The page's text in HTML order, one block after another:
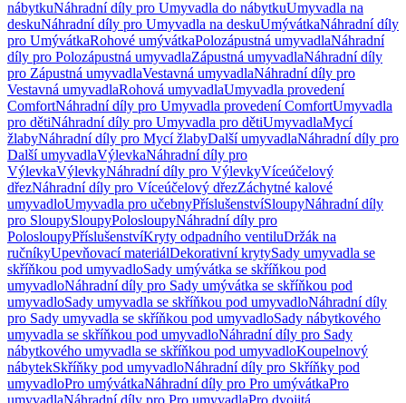
nábytkuNáhradní díly pro Umyvadla do nábytkuUmyvadla na
deskuNáhradní díly pro Umyvadla na deskuUmývátkaNáhradní díly
pro UmývátkaRohové umývátkaPolozápustná umyvadlaNáhradní
díly pro Polozápustná umyvadlaZápustná umyvadlaNáhradní díly
pro Zápustná umyvadlaVestavná umyvadlaNáhradní díly pro
Vestavná umyvadlaRohová umyvadlaUmyvadla provedení
ComfortNáhradní díly pro Umyvadla provedení ComfortUmyvadla
pro dětiNáhradní díly pro Umyvadla pro dětiUmyvadlaMycí
žlabyNáhradní díly pro Mycí žlabyDalší umyvadlaNáhradní díly pro
Další umyvadlaVýlevkaNáhradní díly pro
VýlevkaVýlevkyNáhradní díly pro VýlevkyVíceúčelový
dřezNáhradní díly pro Víceúčelový dřezZáchytné kalové
umyvadloUmyvadla pro učebnyPříslušenstvíSloupyNáhradní díly
pro SloupySloupyPolosloupyNáhradní díly pro
PolosloupyPříslušenstvíKryty odpadního ventiluDržák na
ručníkyUpevňovací materiálDekorativní krytySady umyvadla se
skříňkou pod umyvadloSady umývátka se skříňkou pod
umyvadloNáhradní díly pro Sady umývátka se skříňkou pod
umyvadloSady umyvadla se skříňkou pod umyvadloNáhradní díly
pro Sady umyvadla se skříňkou pod umyvadloSady nábytkového
umyvadla se skříňkou pod umyvadloNáhradní díly pro Sady
nábytkového umyvadla se skříňkou pod umyvadloKoupelnový
nábytekSkříňky pod umyvadloNáhradní díly pro Skříňky pod
umyvadloPro umývátkaNáhradní díly pro Pro umývátkaPro
umyvadlaNáhradní díly pro Pro umyvadlaPro dvojitá